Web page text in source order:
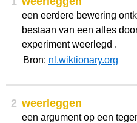
een eerdere bewering
bestaan van een alles
experiment weerlegd .
Bron: nl.wiktionary.org
2 weerleggen
een argument op een